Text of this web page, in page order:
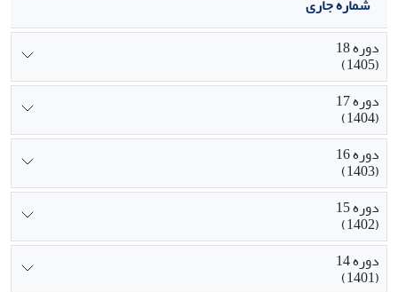
دوره 18
(1405)
دوره 17
(1404)
دوره 16
(1403)
دوره 15
(1402)
دوره 14
(1401)